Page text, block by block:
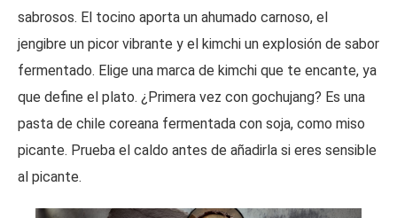
sabrosos. El tocino aporta un ahumado carnoso, el
jengibre un picor vibrante y el kimchi un explosión de sabor
fermentado. Elige una marca de kimchi que te encante, ya
que define el plato. ¿Primera vez con gochujang? Es una
pasta de chile coreana fermentada con soja, como miso
picante. Prueba el caldo antes de añadirla si eres sensible
al picante.